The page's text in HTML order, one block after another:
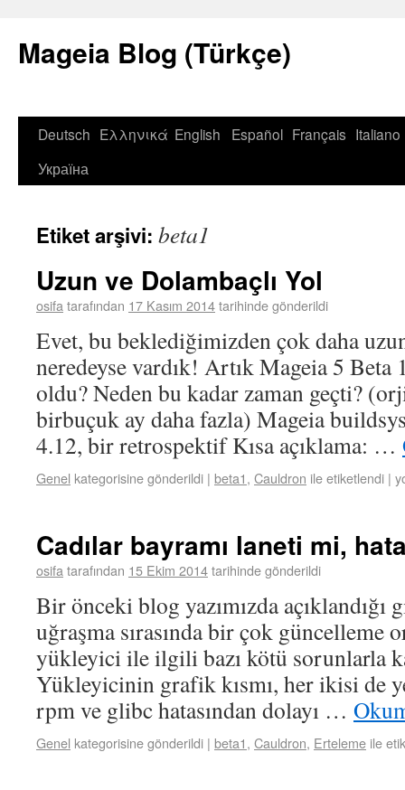
Mageia Blog (Türkçe)
Deutsch Ελληνικά English Español Français Italiano
Україна
Etiket arşivi: beta1
Uzun ve Dolambaçlı Yol
osifa tarafından 17 Kasım 2014tarihinde gönderildi
Evet, bu beklediğimizden çok daha
neredeyse vardık! Artık Mageia 5 Beta
oldu? Neden bu kadar zaman geçti?
birbuçuk ay daha fazla) Mageia
4.12, bir retrospektif Kısa açıklama: …
Genel kategorisine gönderildi | beta1, Cauldron ile etiketlendi |
Cadılar bayramı laneti mi,
osifa tarafından 15 Ekim 2014tarihinde gönderildi
Bir önceki blog yazımızda
uğraşma sırasında bir çok güncelleme
yükleyici ile ilgili bazı kötü sorunlarla
Yükleyicinin grafik kısmı, her ikisi de
rpm ve glibc hatasından dolayı …
Genel kategorisine gönderildi | beta1, Cauldron, Erteleme ile